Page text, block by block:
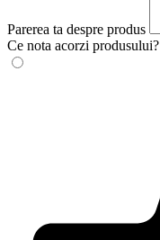
Parerea ta despre produs
Ce nota acorzi produsului?